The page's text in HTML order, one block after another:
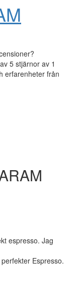
5 stjärnor av 1
erfarenheter från
espresso. Jag
Espresso.